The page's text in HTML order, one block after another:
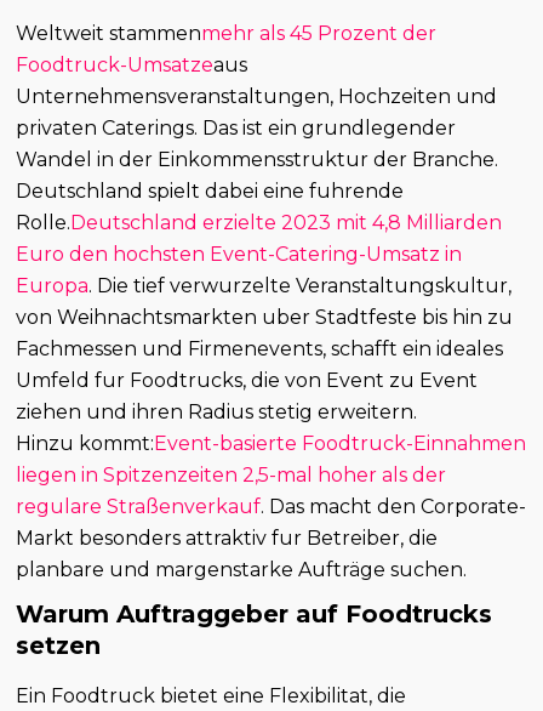
Weltweit stammenmehr als 45 Prozent der
Foodtruck-Umsatzeaus
Unternehmensveranstaltungen, Hochzeiten und
privaten Caterings. Das ist ein grundlegender
Wandel in der Einkommensstruktur der Branche.
Deutschland spielt dabei eine fuhrende
Rolle. Deutschland erzielte 2023 mit 4,8 Milliarden
Euro den hochsten Event-Catering-Umsatz in
Europa. Die tief verwurzelte Veranstaltungskultur,
von Weihnachtsmarkten uber Stadtfeste bis hin zu
Fachmessen und Firmenevents, schafft ein ideales
Umfeld fur Foodtrucks, die von Event zu Event
ziehen und ihren Radius stetig erweitern.
Hinzu kommt: Event-basierte Foodtruck-Einnahmen
liegen in Spitzenzeiten 2,5-mal hoher als der
regulare Straßenverkauf. Das macht den Corporate-
Markt besonders attraktiv fur Betreiber, die
planbare und margenstarke Aufträge suchen.
Warum Auftraggeber auf Foodtrucks
setzen
Ein Foodtruck bietet eine Flexibilitat, die